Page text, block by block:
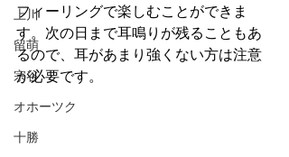
上川
留萌
宗谷
オホーツク
十勝
フィーリングで楽しむことができま
す。次の日まで耳鳴りが残ることもあ
るので、耳があまり強くない方は注意
が必要です。